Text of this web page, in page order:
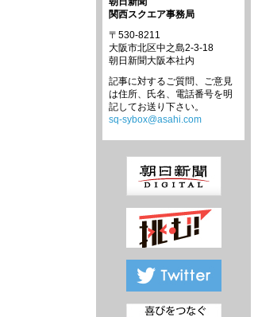
関西スクエア事務局
〒530-8211
大阪市北区中之島2-3-18
朝日新聞大阪本社内
記事に対するご質問、ご意見
は住所、氏名、電話番号を明
記してお送り下さい。
sq-sybox@asahi.com